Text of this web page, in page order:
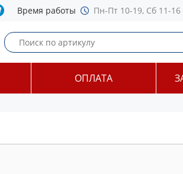
Время работы Пн-Пт 10-19, Сб 11-16
ОПЛАТА